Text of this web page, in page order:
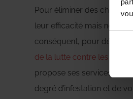
Pour éliminer des
leur efficacité mais
conséquent, pour détruire
de la lutte contre les
propose ses services aux
degré d’infestation et de